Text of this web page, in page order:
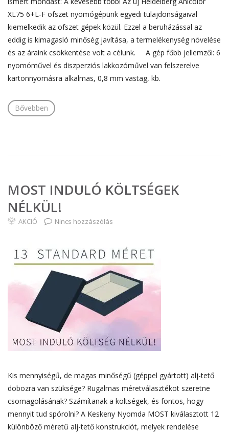
XL75 6+L-F ofszet nyomógépünk egyedi tulajdonságaival
kiemelkedik az ofszet gépek közül. Ezzel a beruházással az
eddig is kimagasló minőség javítása, a termelékenység növelése
és az áraink csökkentése volt a célunk. A gép főbb jellemzői: 6
nyomóművel és diszperziós lakkozóművel van felszerelve
kartonnyomásra alkalmas, 0,8 mm vastag, kb.
Bővebben
MOST INDULÓ KÖLTSÉGEK
NÉLKÜL!
AKCIÓ Nincs hozzászólás
Kis mennyiségű, de magas minőségű (géppel gyártott) alj-tető
dobozra van szüksége? Rugalmas méretválasztékot szeretne
csomagolásának? Számítanak a költségek, és fontos, hogy
mennyit tud spórolni? A Keskeny Nyomda MOST kiválasztott 12
különböző méretű alj-tető konstrukciót, melyek rendelése